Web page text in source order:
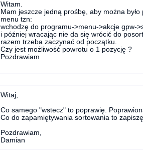
Witam.
Mam jeszcze jedną prośbę, aby można
menu tzn:
wchodzę do programu->menu->akcje gpw-
i później wracając nie da się wrócić do
razem trzeba zaczynać od początku.
Czy jest możliwość powrotu o 1 pozycję ?
Pozdrawiam
Witaj,
Co samego "wstecz" to poprawię.
Co do zapamiętywania sortowania to
Pozdrawiam,
Damian